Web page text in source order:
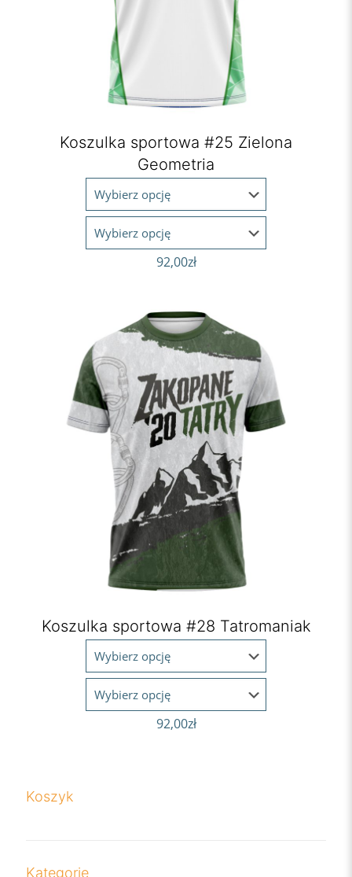
Koszulka sportowa #25 Zielona
Geometria
92,00zł
Koszulka sportowa #28 Tatromaniak
92,00zł
Koszyk
Kategorie